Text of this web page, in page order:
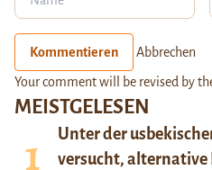
MEISTGELESEN
Unter der
versucht, alternative
Kommentieren Abbrechen
Your comment will be revised by